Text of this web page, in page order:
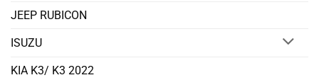
JEEP RUBICON
ISUZU
KIA K3/ K3 2022